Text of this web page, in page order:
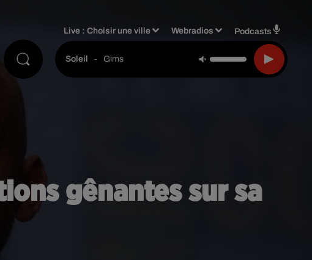
Live :Choisir une ville Webradios Podcasts
Soleil - Gims
gênantes sur sa